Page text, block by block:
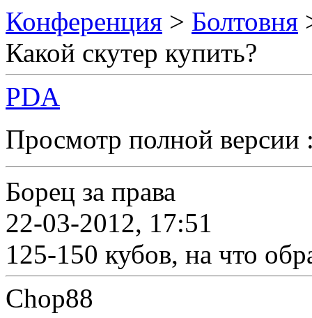
Конференция > Болтовня
Какой скутер купить?
PDA
Просмотр полной
Борец за права
22-03-2012, 17:51
125-150 кубов, на что
Chop88